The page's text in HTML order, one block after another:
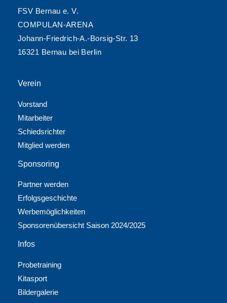
FSV Bernau e. V.
COMPULAN-ARENA
Johann-Friedrich-A.-Borsig-Str. 13
16321 Bernau bei Berlin
Verein
Vorstand
Mitarbeiter
Schiedsrichter
Mitglied werden
Sponsoring
Partner werden
Erfolgsgeschichte
Werbemöglichkeiten
Sponsorenübersicht Saison 2024/2025
Infos
Probetraining
Kitasport
Bildergalerie